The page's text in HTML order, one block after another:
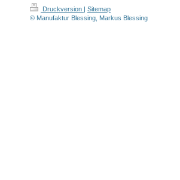
Druckversion | Sitemap
© Manufaktur Blessing, Markus Blessing